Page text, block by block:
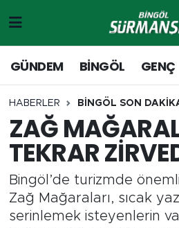
GÜNDEM BİNGÖL GENÇ
HABERLER BİNGÖL SON
ZAĞ
TEKRAR
Bingöl’de turizmde
Zağ Mağaraları, sıcak
serinlemek isteyenlerin
Genç
Solhan
Karlıova
Adaklı-Kiğı
Merkez Hava Durumu
Merkez Trafik Yoğunluk
Süper Lig Puan Durumu
Tüm Manşetler